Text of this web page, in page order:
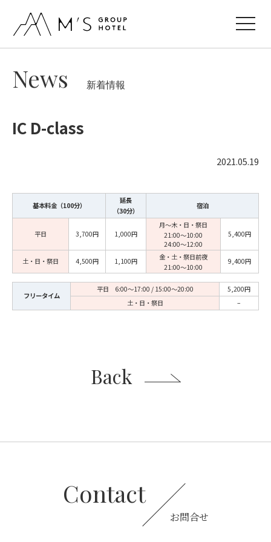
toggle
News 新着情報
IC D-class
2021.05.19
基本料金（100分）
延長
（30分）
宿泊
平日 3,700円 1,000円
月〜木・日・祭日
21:00〜10:00
24:00〜12:00
5,400円
土・日・祭日 4,500円 1,100円
金・土・祭日前夜
21:00〜10:00
9,400円
フリータイム
平日 6:00〜17:00 / 15:00〜20:00
5,200円
土・日・祭日
–
Back
Contact
お問合せ